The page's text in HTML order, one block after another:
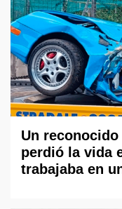
Un
perdió la vida
trabajaba en